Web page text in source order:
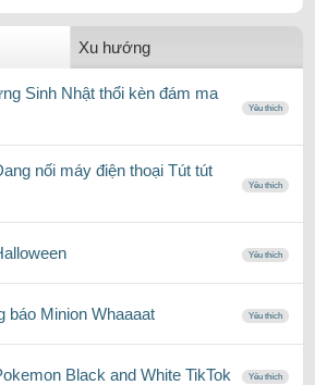
Xu hướng
Sinh Nhật thổi kèn đám ma
Yêu thích
nối máy điện thoại Tút tút
Yêu thích
Yêu thích
báo Minion Whaaaat Yêu thích
Black and White TikTok Yêu thích